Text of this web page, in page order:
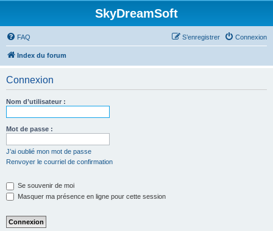
SkyDreamSoft
FAQ Connexion
S’enregistrer
Index du forum
Connexion
Nom d’utilisateur :
Mot de passe :
J’ai oublié mon mot de passe
Renvoyer le courriel de confirmation
Se souvenir de moi
Masquer ma présence en ligne pour cette session